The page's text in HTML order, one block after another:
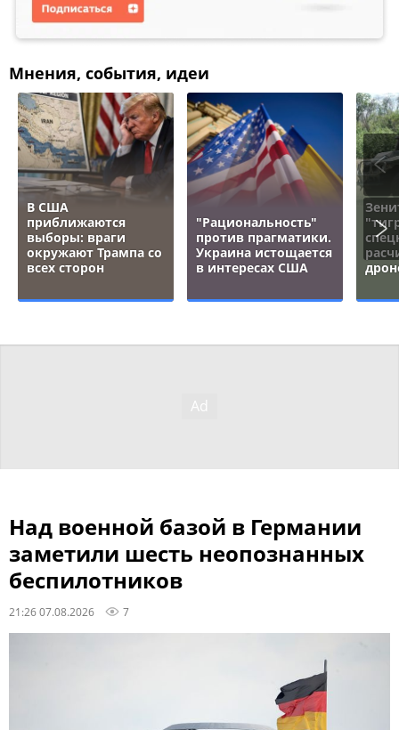
Мнения, события, идеи
В США
приближаются
выборы: враги
окружают Трампа со
всех сторон
"Рациональность"
против прагматики.
Украина истощается
в интересах США
Над военной базой в Германии
заметили шесть неопознанных
беспилотников
21:26 07.08.2026 7